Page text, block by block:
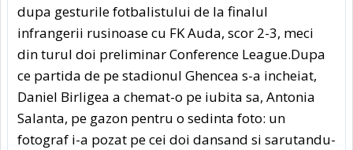
dupa gesturile fotbalistului de la finalul
infrangerii rusinoase cu FK Auda, scor 2-3, meci
din turul doi preliminar Conference League.Dupa
ce partida de pe stadionul Ghencea s-a incheiat,
Daniel Birligea a chemat-o pe iubita sa, Antonia
Salanta, pe gazon pentru o sedinta foto: un
fotograf i-a pozat pe cei doi dansand si sarutandu-